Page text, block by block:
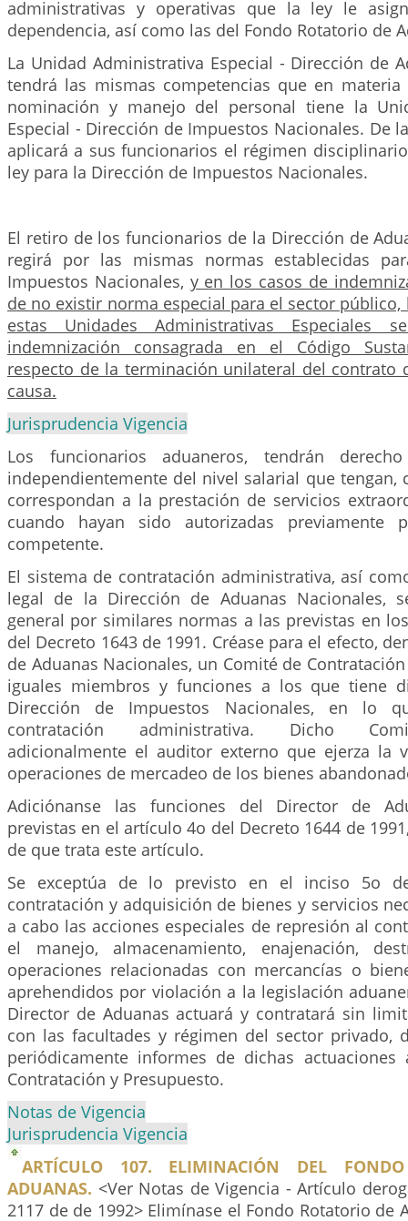
administrativas y operativas que la ley le
dependencia, así como las del Fondo Rotatorio de
La Unidad Administrativa Especial - Dirección de
tendrá las mismas competencias que en materia
nominación y manejo del personal tiene la
Especial - Dirección de Impuestos Nacionales. De
aplicará a sus funcionarios el régimen
ley para la Dirección de Impuestos Nacionales.
El retiro de los funcionarios de la Dirección de
regirá por las mismas normas establecidas
Impuestos Nacionales, y en los casos de
de no existir norma especial para el sector
estas Unidades Administrativas Especiales
indemnización consagrada en el Código
respecto de la terminación unilateral del contrato
causa.
Jurisprudencia Vigencia
Los funcionarios aduaneros, tendrán
independientemente del nivel salarial que tengan,
correspondan a la prestación de servicios
cuando hayan sido autorizadas previamente
competente.
El sistema de contratación administrativa, así
legal de la Dirección de Aduanas Nacionales,
general por similares normas a las previstas en
del Decreto 1643 de 1991. Créase para el efecto,
de Aduanas Nacionales, un Comité de
iguales miembros y funciones a los que tiene
Dirección de Impuestos Nacionales, en lo
contratación administrativa. Dicho
adicionalmente el auditor externo que ejerza la
operaciones de mercadeo de los bienes
Adiciónanse las funciones del Director de
previstas en el artículo 4o del Decreto 1644 de
de que trata este artículo.
Se exceptúa de lo previsto en el inciso 5o
contratación y adquisición de bienes y servicios
a cabo las acciones especiales de represión al
el manejo, almacenamiento, enajenación,
operaciones relacionadas con mercancías o
aprehendidos por violación a la legislación
Director de Aduanas actuará y contratará sin
con las facultades y régimen del sector privado,
periódicamente informes de dichas
Contratación y Presupuesto.
Notas de Vigencia
Jurisprudencia Vigencia
ARTÍCULO 107. ELIMINACIÓN DEL
ADUANAS. <Ver Notas de Vigencia - Artículo
2117 de de 1992> Elimínase el Fondo Rotatorio de